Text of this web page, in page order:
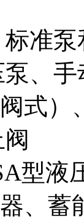
准
、手
式）
型液
、蓄